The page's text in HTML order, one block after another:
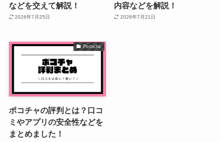
などを交えて解説！
2026年7月25日
内容などを解説！
2026年7月21日
Pococha
ポコチャの評判とは？口コ
ミやアプリの安全性などを
まとめました！